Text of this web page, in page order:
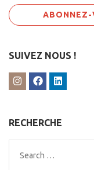
SUIVEZ NOUS !
RECHERCHE
Search